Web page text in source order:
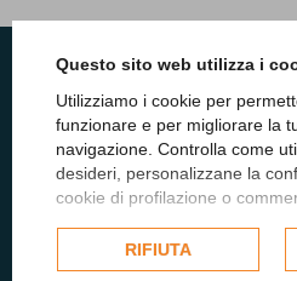
Questo sito web utilizza i
Utilizziamo i cookie per
funzionare e per migliorare la
navigazione. Controlla come
desideri, personalizzane la
cookie di profilazione o
dell'utente e, se consentito,
per personalizzare gli annunci
RIFIUTA
Vuoi restare
ultime novità